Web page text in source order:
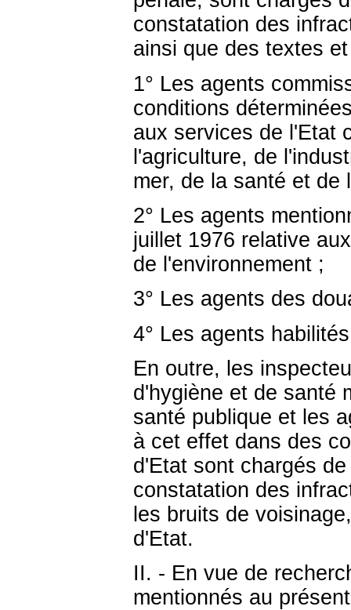
constatation des
ainsi que des textes
1° Les agents
conditions
aux services de l'Etat
l'agriculture, de
mer, de la santé et de
2° Les agents
juillet 1976 relative
de l'environnement ;
3° Les agents des
4° Les agents
En outre, les
d'hygiène et de santé
santé publique et les
à cet effet dans des
d'Etat sont chargés
constatation des
les bruits de
d'Etat.
II. - En vue de
mentionnés au